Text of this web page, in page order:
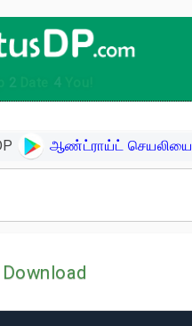
ஆண்ட்ராய்ட் செயலியை